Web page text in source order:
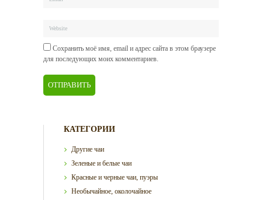
Сохранить моё имя, email и адрес сайта в этом браузере
для последующих моих комментариев.
КАТЕГОРИИ
Другие чаи
Зеленые и белые чаи
Красные и черные чаи, пуэры
Необычайное, околочайное